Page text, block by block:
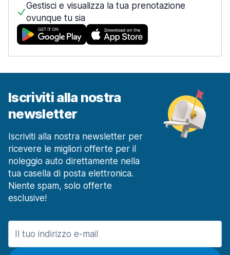
Gestisci e visualizza la tua prenotazione
ovunque tu sia
Iscriviti alla nostra
newsletter
Iscriviti alla nostra newsletter per
ricevere le migliori offerte per il
noleggio auto direttamente nella
tua casella di posta elettronica.
Niente spam, solo offerte
esclusive!